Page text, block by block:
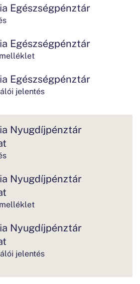
Egészségpénztár
Egészségpénztár
Egészségpénztár
jelentés
Nyugdíjpénztár
Nyugdíjpénztár
Nyugdíjpénztár
jelentés